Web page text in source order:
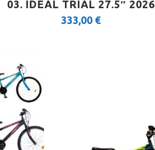
03. IDEAL TRIAL 27.5″ 2026
333,00 €